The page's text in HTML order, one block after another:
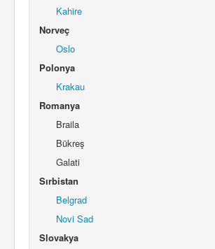
Kahire
Norveç
Oslo
Polonya
Krakau
Romanya
Braila
Bükreş
Galati
Sırbistan
Belgrad
Novi Sad
Slovakya